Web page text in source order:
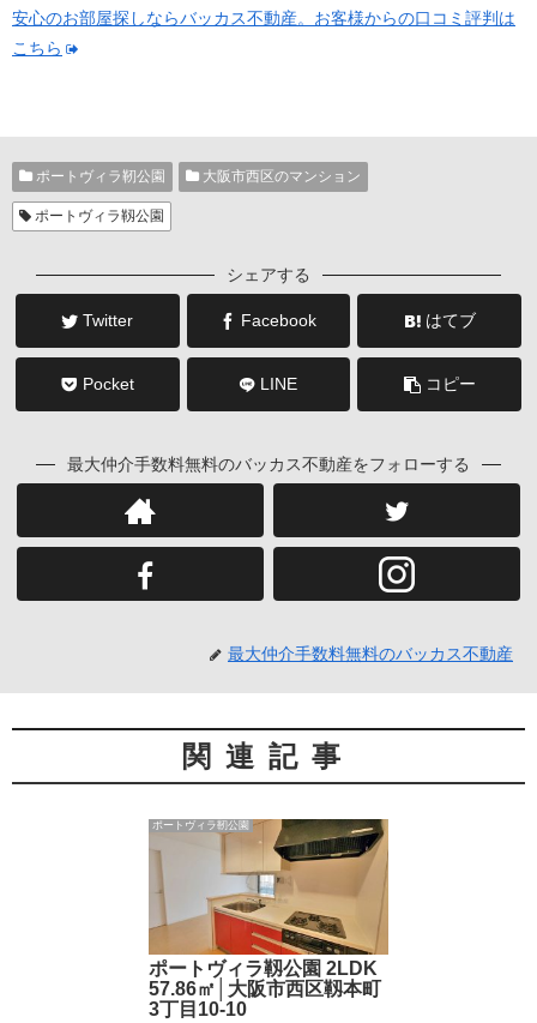
安心のお部屋探しならバッカス不動産。お客様からの口コミ評判は
こちら
ポートヴィラ靭公園 大阪市西区のマンション
ポートヴィラ靱公園
シェアする
Twitter Facebook はてブ
Pocket LINE コピー
最大仲介手数料無料のバッカス不動産をフォローする
最大仲介手数料無料のバッカス不動産
関連記事
ポートヴィラ靭公園
ポートヴィラ靱公園 2LDK
57.86㎡│大阪市西区靱本町
3丁目10-10